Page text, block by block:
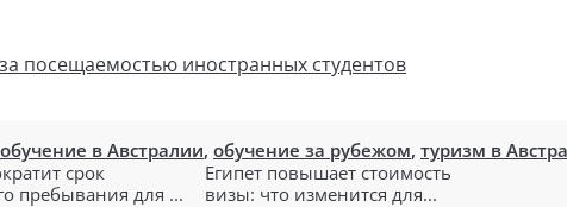
посещаемостью иностранных студентов
обучение в Австралии, обучение за рубежом, туризм в
срок
пребывания для ...
Египет повышает стоимость
визы: что изменится для...